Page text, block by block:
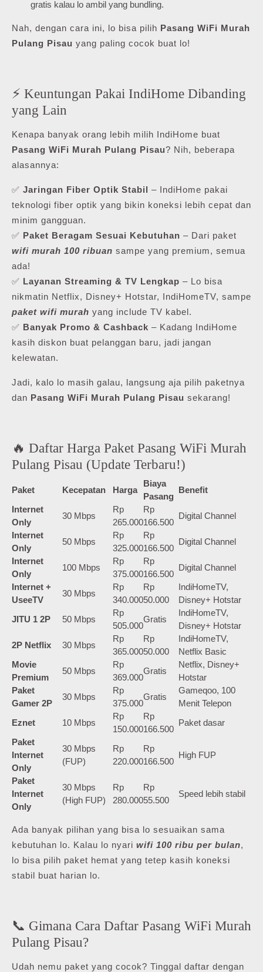
gratis kalau lo ambil yang bundling.
Nah, dengan cara ini, lo bisa pilih Pasang WiFi Murah
Pulang Pisau yang paling cocok buat lo!
⚡ Keuntungan Pakai IndiHome Dibanding
yang Lain
Kenapa banyak orang lebih milih IndiHome buat
Pasang WiFi Murah Pulang Pisau? Nih, beberapa
alasannya:
✅ Jaringan Fiber Optik Stabil – IndiHome pakai
teknologi fiber optik yang bikin koneksi lebih cepat dan
minim gangguan.
✅ Paket Beragam Sesuai Kebutuhan – Dari paket
wifi murah 100 ribuan sampe yang premium, semua
ada!
✅ Layanan Streaming & TV Lengkap – Lo bisa
nikmatin Netflix, Disney+ Hotstar, IndiHomeTV, sampe
paket wifi murah yang include TV kabel.
✅ Banyak Promo & Cashback – Kadang IndiHome
kasih diskon buat pelanggan baru, jadi jangan
kelewatan.
Jadi, kalo lo masih galau, langsung aja pilih paketnya
dan Pasang WiFi Murah Pulang Pisau sekarang!
🔥 Daftar Harga Paket Pasang WiFi Murah
Pulang Pisau (Update Terbaru!)
Paket Kecepatan Harga
Biaya
Pasang
Benefit
Internet
Only
30 Mbps
Rp
265.000
Rp
166.500
Digital Channel
Internet
Only
50 Mbps
Rp
325.000
Rp
166.500
Digital Channel
Internet
Only
100 Mbps
Rp
375.000
Rp
166.500
Digital Channel
Internet +
UseeTV
30 Mbps
Rp
340.000
Rp
50.000
IndiHomeTV,
Disney+ Hotstar
JITU 1 2P
50 Mbps
Rp
505.000
Gratis
IndiHomeTV,
Disney+ Hotstar
2P Netflix
30 Mbps
Rp
365.000
Rp
50.000
IndiHomeTV,
Netflix Basic
Movie
Premium
50 Mbps
Rp
369.000
Gratis
Netflix, Disney+
Hotstar
Paket
Gamer 2P
30 Mbps
Rp
375.000
Gratis
Gameqoo, 100
Menit Telepon
Eznet
10 Mbps
Rp
150.000
Rp
166.500
Paket dasar
Paket
Internet
Only
30 Mbps
(FUP)
Rp
220.000
Rp
166.500
High FUP
Paket
Internet
Only
30 Mbps
(High FUP)
Rp
280.000
Rp
55.500
Speed lebih stabil
Ada banyak pilihan yang bisa lo sesuaikan sama
kebutuhan lo. Kalau lo nyari wifi 100 ribu per bulan,
lo bisa pilih paket hemat yang tetep kasih koneksi
stabil buat harian lo.
📞 Gimana Cara Daftar Pasang WiFi Murah
Pulang Pisau?
Udah nemu paket yang cocok? Tinggal daftar dengan